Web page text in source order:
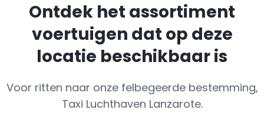
Ontdek het assortiment
voertuigen dat op deze
locatie beschikbaar is
Voor ritten naar onze felbegeerde bestemming,
Taxi Luchthaven Lanzarote.